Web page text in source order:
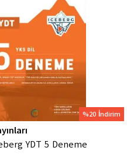
%20 İndirim
YDT 5 Deneme